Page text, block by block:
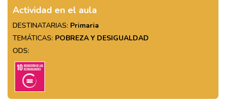
Actividad en el aula
DESTINATARIAS: Primaria
TEMÁTICAS: POBREZA Y DESIGUALDAD
ODS: